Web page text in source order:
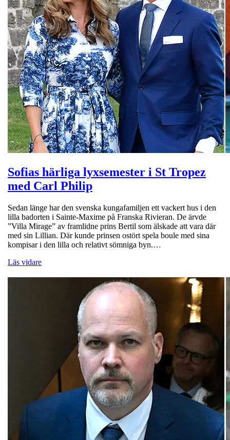
Sofias härliga lyxsemester i St Tropez
med Carl Philip
Sedan länge har den svenska kungafamiljen ett vackert hus i den
lilla badorten i Sainte-Maxime på Franska Rivieran. De ärvde
”Villa Mirage” av framlidne prins Bertil som älskade att vara där
med sin Lillian. Där kunde prinsen ostört spela boule med sina
kompisar i den lilla och relativt sömniga byn.…
Läs vidare